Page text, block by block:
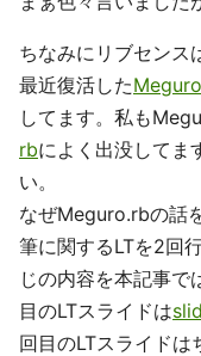
ちなみにリブセンス
最近復活した
してます。私も
rbによく出没してま
い。
なぜMeguro.rbの話
筆に関するLTを2回
じの内容を本記事で
目のLTスライドは
回目のLTスライドは